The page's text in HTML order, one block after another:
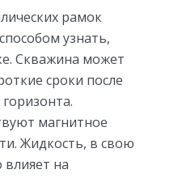
рамок
узнать,
Скважина может
сроки после
магнитное
Жидкость, в свою
на